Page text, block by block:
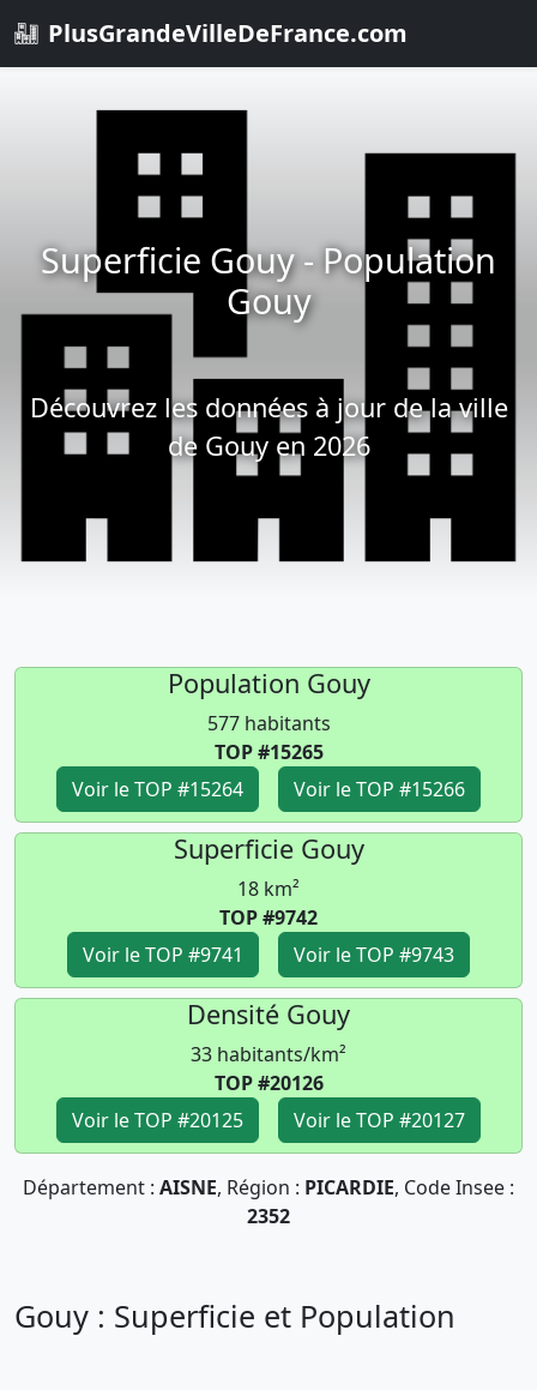
PlusGrandeVilleDeFrance.com
Superficie Gouy - Population
Gouy
Découvrez les données à jour de la ville
de Gouy en 2026
Population Gouy
577 habitants
TOP #15265
Voir le TOP #15264
Voir le TOP #15266
Superficie Gouy
18 km²
TOP #9742
Voir le TOP #9741
Voir le TOP #9743
Densité Gouy
33 habitants/km²
TOP #20126
Voir le TOP #20125
Voir le TOP #20127
Département : AISNE, Région : PICARDIE, Code Insee :
2352
Gouy : Superficie et Population